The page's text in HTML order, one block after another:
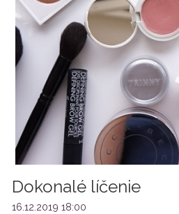
Dokonalé líčenie
16.12.2019 18:00